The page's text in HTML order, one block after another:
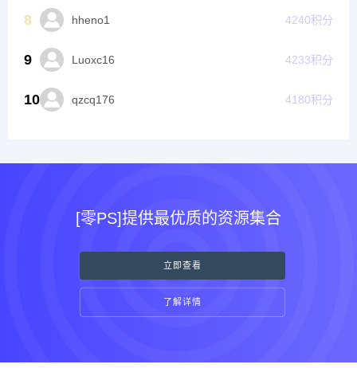
8 hheno1 4240积分
9 Luoxc16 4233积分
10 qzcq176 4180积分
[零PS]提供最优质的资源集合
立即查看
了解详情